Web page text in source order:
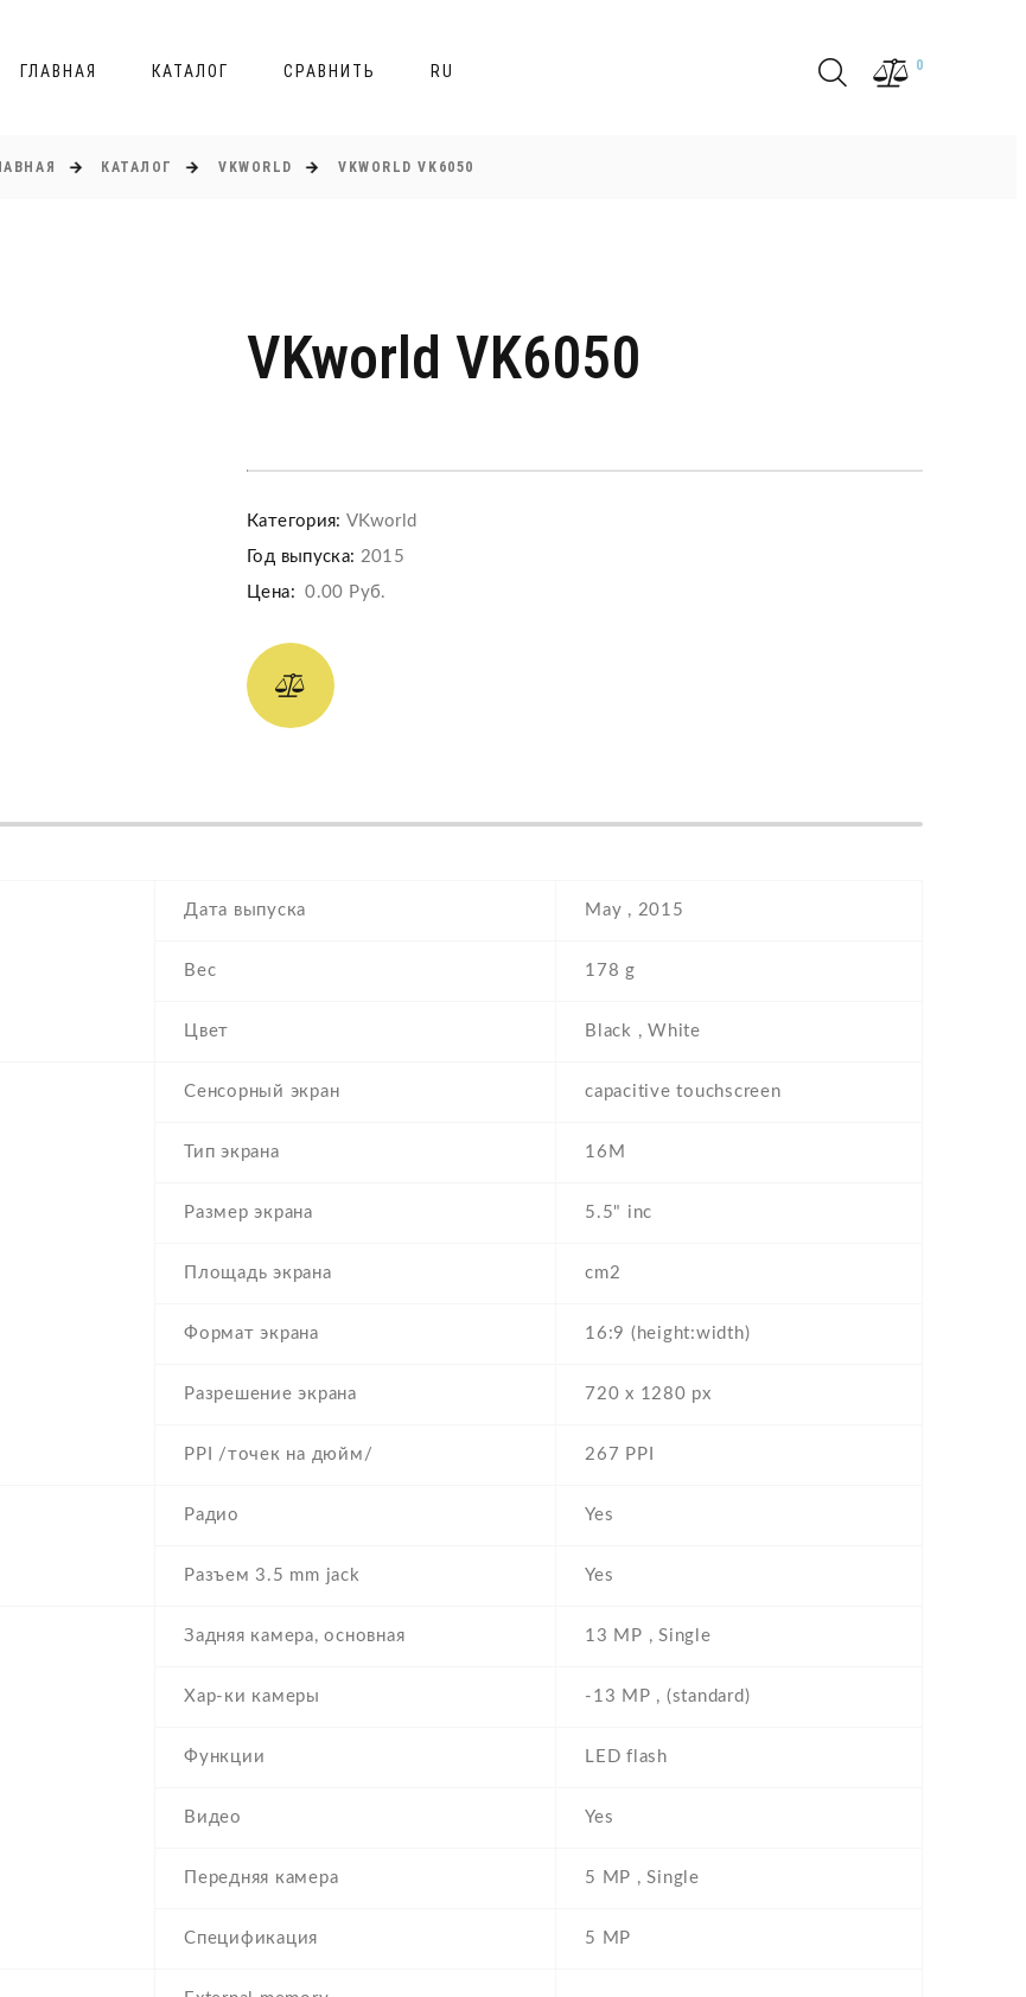
ГЛАВНАЯ КАТАЛОГ СРАВНИТЬ RU 0
КАТАЛОГ VKWORLD VKWORLD VK6050
VKworld VK6050
Категория: VKworld
Год выпуска: 2015
Цена: 0.00 Руб.
Дата выпуска May , 2015
Вес 178 g
Цвет Black , White
Сенсорный экран capacitive touchscreen
Тип экрана 16M
Размер экрана 5.5" inc
Площадь экрана cm2
Формат экрана 16:9 (height:width)
Разрешение экрана 720 x 1280 px
PPI /точек на дюйм/ 267 PPI
Радио Yes
Разъем 3.5 mm jack Yes
Задняя камера, основная 13 MP , Single
Хар-ки камеры -13 MP , (standard)
Функции LED flash
Видео Yes
Передняя камера 5 MP , Single
Спецификация 5 MP